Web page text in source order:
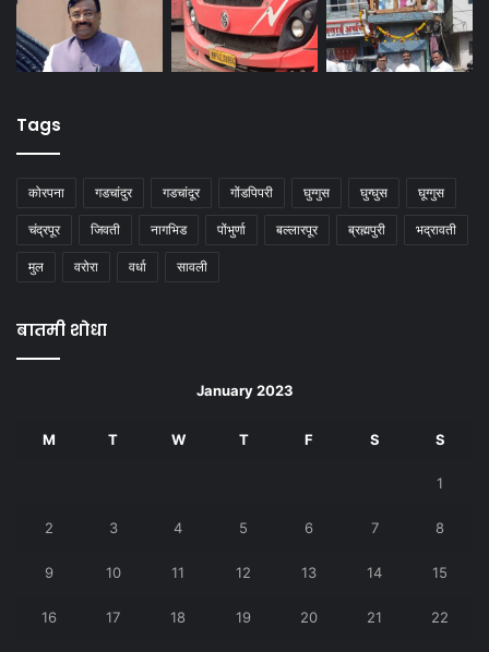
Tags
कोरपना गडचांदुर गडचांदूर गोंडपिपरी घुग्गुस घुग्घुस घूग्गुस
चंद्रपूर जिवती नागभिड पोंभुर्णा बल्लारपूर ब्रह्मपुरी भद्रावती
मुल वरोरा वर्धा सावली
बातमी शोधा
January 2023
M T W T F S S
1
2 3 4 5 6 7 8
9 10 11 12 13 14 15
16 17 18 19 20 21 22